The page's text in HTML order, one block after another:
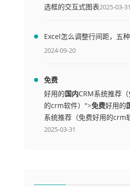
选框的交互式图表2025-03-31
Excel怎么调整行间距，五
打尽
2024-09-20
免费
好用的国内CRM系统推荐
的crm软件）">免费好用的
系统推荐（免费好用的crm
2025-03-31